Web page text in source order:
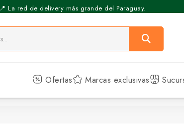
📍 La red de delivery más grande del Paraguay.
Ofertas Marcas exclusivas